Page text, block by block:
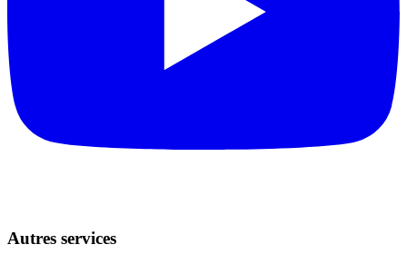
Autres services